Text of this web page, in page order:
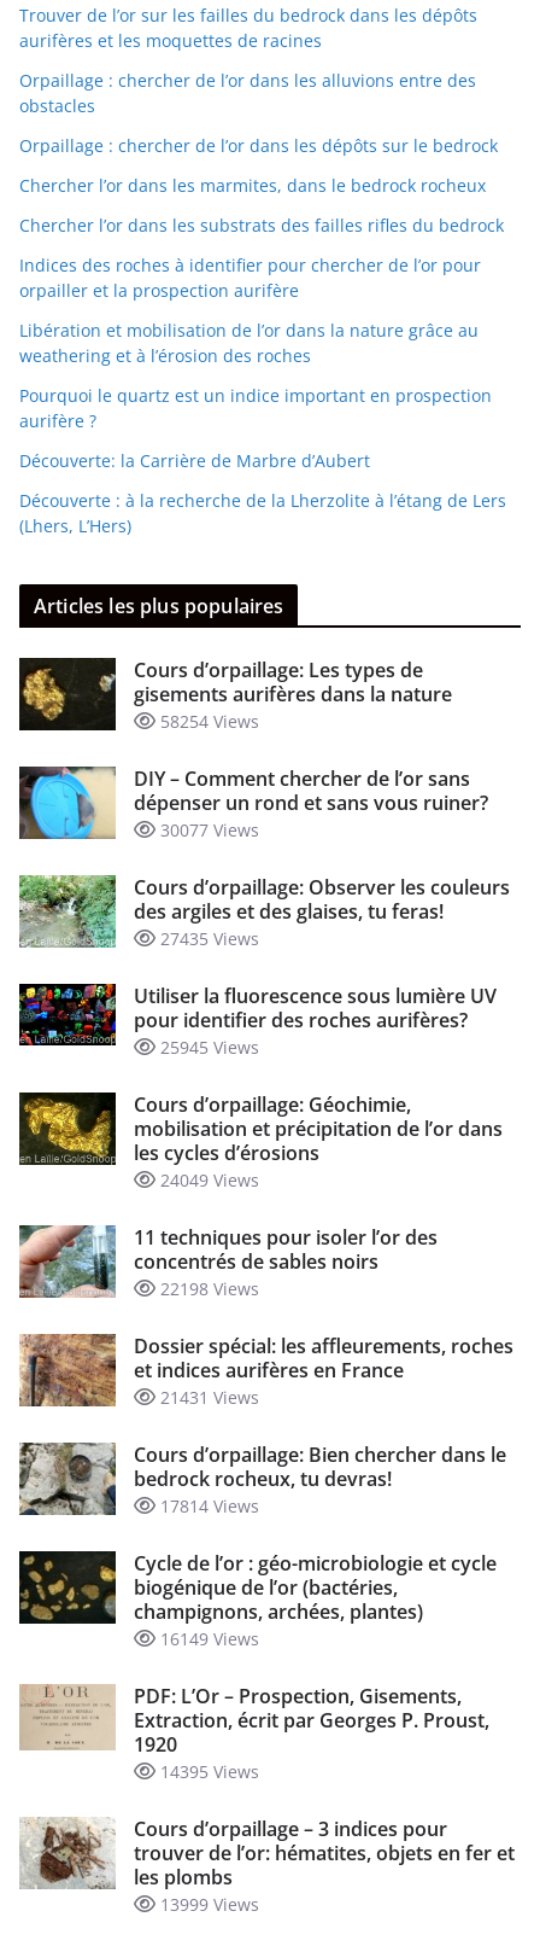
Trouver de l’or sur les failles du bedrock dans les dépôts
aurifères et les moquettes de racines
Orpaillage : chercher de l’or dans les alluvions entre des
obstacles
Orpaillage : chercher de l’or dans les dépôts sur le bedrock
Chercher l’or dans les marmites, dans le bedrock rocheux
Chercher l’or dans les substrats des failles rifles du bedrock
Indices des roches à identifier pour chercher de l’or pour
orpailler et la prospection aurifère
Libération et mobilisation de l’or dans la nature grâce au
weathering et à l’érosion des roches
Pourquoi le quartz est un indice important en prospection
aurifère ?
Découverte: la Carrière de Marbre d’Aubert
Découverte : à la recherche de la Lherzolite à l’étang de Lers
(Lhers, L’Hers)
Articles les plus populaires
Cours d’orpaillage: Les types de
gisements aurifères dans la nature
58254 Views
DIY – Comment chercher de l’or sans
dépenser un rond et sans vous ruiner?
30077 Views
Cours d’orpaillage: Observer les couleurs
des argiles et des glaises, tu feras!
27435 Views
Utiliser la fluorescence sous lumière UV
pour identifier des roches aurifères?
25945 Views
Cours d’orpaillage: Géochimie,
mobilisation et précipitation de l’or dans
les cycles d’érosions
24049 Views
11 techniques pour isoler l’or des
concentrés de sables noirs
22198 Views
Dossier spécial: les affleurements, roches
et indices aurifères en France
21431 Views
Cours d’orpaillage: Bien chercher dans le
bedrock rocheux, tu devras!
17814 Views
Cycle de l’or : géo-microbiologie et cycle
biogénique de l’or (bactéries,
champignons, archées, plantes)
16149 Views
PDF: L’Or – Prospection, Gisements,
Extraction, écrit par Georges P. Proust,
1920
14395 Views
Cours d’orpaillage – 3 indices pour
trouver de l’or: hématites, objets en fer et
les plombs
13999 Views